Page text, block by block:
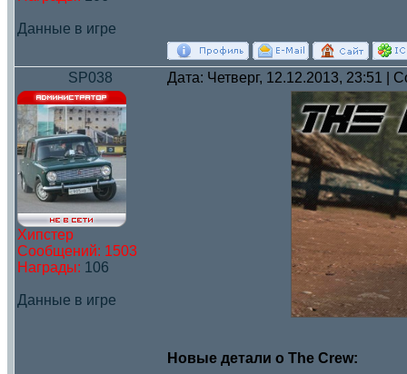
Данные в игре
SP038 Дата: Четверг, 12.12.2013, 23:51 |
Хипстер
Сообщений: 1503
Награды: 106
Данные в игре
Новые детали о The Crew: